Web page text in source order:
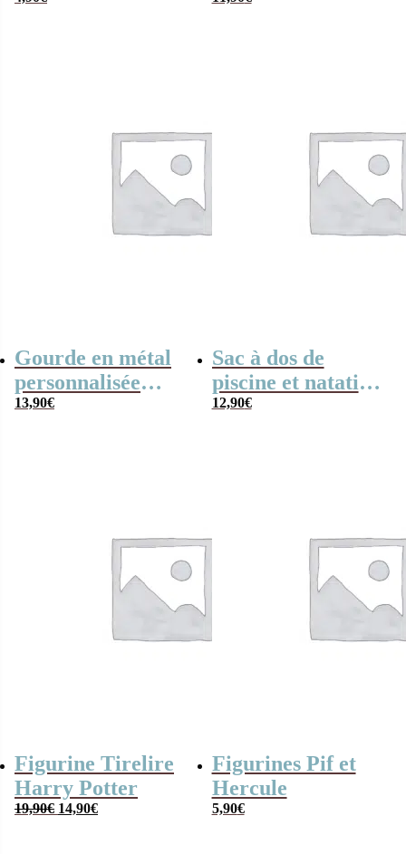
Gourde en métal
personnalisée
garçon- Petit
13,90€
Sac à dos de
piscine et natation
personnalisé avec
12,90€
Figurine Tirelire
Harry Potter
19,90€ Le
14,90€Le
Figurines Pif et
Hercule
5,90€